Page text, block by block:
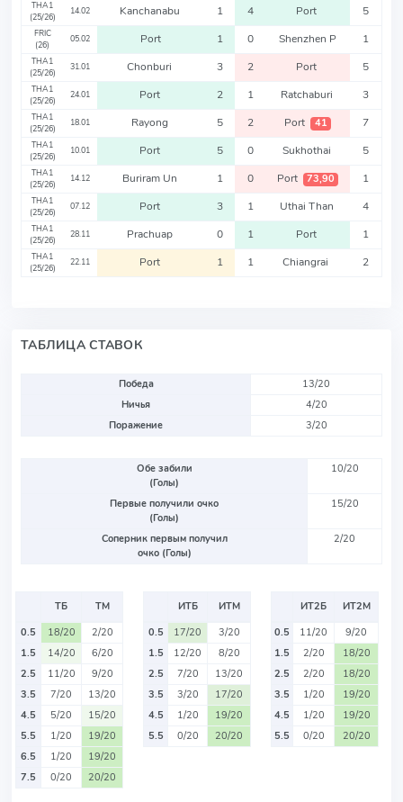
THA1
(25/26)
14.02 Kanchanabu 1 4 Port 5
FRIC
(26)
05.02 Port 1 0 Shenzhen P 1
THA1
(25/26)
31.01 Chonburi 3 2 Port 5
THA1
(25/26)
24.01 Port 2 1 Ratchaburi 3
THA1
(25/26)
18.01 Rayong 5 2 Port 41 7
THA1
(25/26)
10.01 Port 5 0 Sukhothai 5
THA1
(25/26)
14.12 Buriram Un 1 0 Port 73,90 1
THA1
(25/26)
07.12 Port 3 1 Uthai Than 4
THA1
(25/26)
28.11 Prachuap 0 1 Port 1
THA1
(25/26)
22.11 Port 1 1 Chiangrai 2
ТАБЛИЦА СТАВОК
Победа
13/20
Ничья
4/20
Поражение
3/20
Обе забили
(Голы)
10/20
Первые получили очко
(Голы)
15/20
Соперник первым получил
очко (Голы)
2/20
ТБ
ТМ
0.5
18/20
2/20
1.5
14/20
6/20
2.5
11/20
9/20
3.5
7/20
13/20
4.5
5/20
15/20
5.5
1/20
19/20
6.5
1/20
19/20
7.5
0/20 20/20
ИТБ
ИТМ
0.5
17/20
3/20
1.5
12/20
8/20
2.5
7/20
13/20
3.5
3/20
17/20
4.5
1/20
19/20
5.5
0/20 20/20
ИТ2Б
ИТ2М
0.5
11/20
9/20
1.5
2/20
18/20
2.5
2/20
18/20
3.5
1/20
19/20
4.5
1/20
19/20
5.5
0/20 20/20